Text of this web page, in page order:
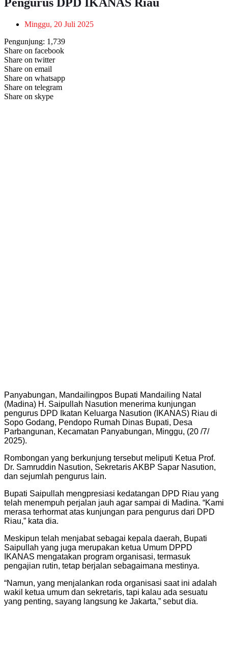
Minggu, 20 Juli 2025
Pengunjung: 1,739
Share on facebook
Share on twitter
Share on email
Share on whatsapp
Share on telegram
Share on skype
Panyabungan, Mandailingpos Bupati Mandailing Natal
(Madina) H. Saipullah Nasution menerima kunjungan
pengurus DPD Ikatan Keluarga Nasution (IKANAS) Riau di
Sopo Godang, Pendopo Rumah Dinas Bupati, Desa
Parbangunan, Kecamatan Panyabungan, Minggu, (20 /7/
2025).
Rombongan yang berkunjung tersebut meliputi Ketua Prof.
Dr. Samruddin Nasution, Sekretaris AKBP Sapar Nasution,
dan sejumlah pengurus lain.
Bupati Saipullah mengpresiasi kedatangan DPD Riau yang
telah menempuh perjalan jauh agar sampai di Madina. “Kami
merasa terhormat atas kunjungan para pengurus dari DPD
Riau,” kata dia.
Meskipun telah menjabat sebagai kepala daerah, Bupati
Saipullah yang juga merupakan ketua Umum DPPD
IKANAS mengatakan program organisasi, termasuk
pengajian rutin, tetap berjalan sebagaimana mestinya.
“Namun, yang menjalankan roda organisasi saat ini adalah
wakil ketua umum dan sekretaris, tapi kalau ada sesuatu
yang penting, sayang langsung ke Jakarta,” sebut dia.